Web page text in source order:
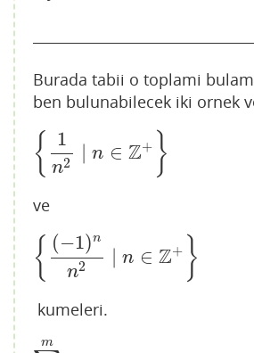
Burada tabii o toplami
ben bulunabilecek iki ornek
{ 1
n2 n ∈ Z+ }
{1n |n ∈ Z+}
ve
{ (−1)n
n2 | n ∈ Z+ }
{(−1)nn |n ∈ Z+}
kumeleri.
m